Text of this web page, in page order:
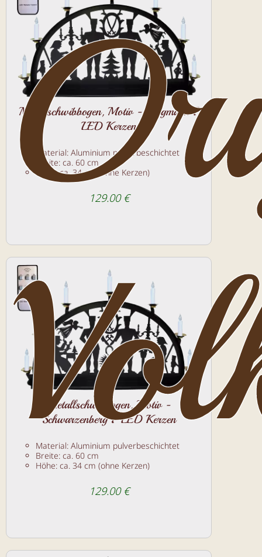
Metallschwibbogen, Motiv - Bergmann 7
LED Kerzen
Material: Aluminium pulverbeschichtet
Breite: ca. 60 cm
Höhe: ca. 34 cm (ohne Kerzen)
129.00 €
Metallschwibbogen, Motiv -
Schwarzenberg 7 LED Kerzen
Material: Aluminium pulverbeschichtet
Breite: ca. 60 cm
Höhe: ca. 34 cm (ohne Kerzen)
129.00 €